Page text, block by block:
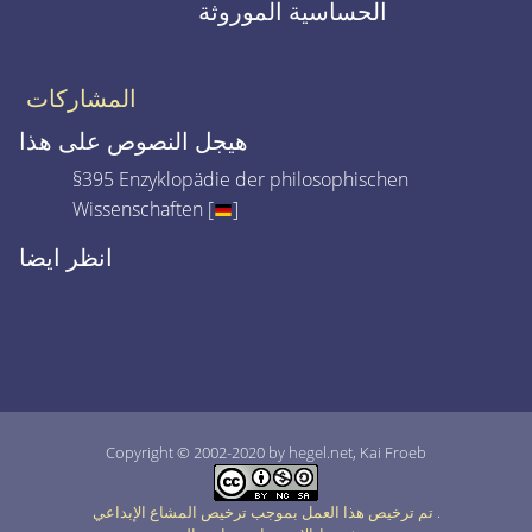
الحساسية الموروثة
المشاركات
هيجل النصوص على هذا
§395 Enzyklopädie der philosophischen
Wissenschaften [
]
انظر ايضا
Copyright © 2002-2020 by hegel.net, Kai Froeb
.